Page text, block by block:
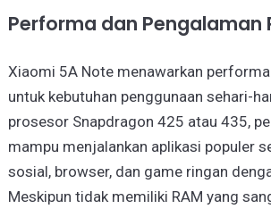
Performa dan Pengalaman
Xiaomi 5A Note menawarkan
untuk kebutuhan penggunaan sehari-
prosesor Snapdragon 425 atau 435,
mampu menjalankan aplikasi populer
sosial, browser, dan game ringan
Meskipun tidak memiliki RAM yang